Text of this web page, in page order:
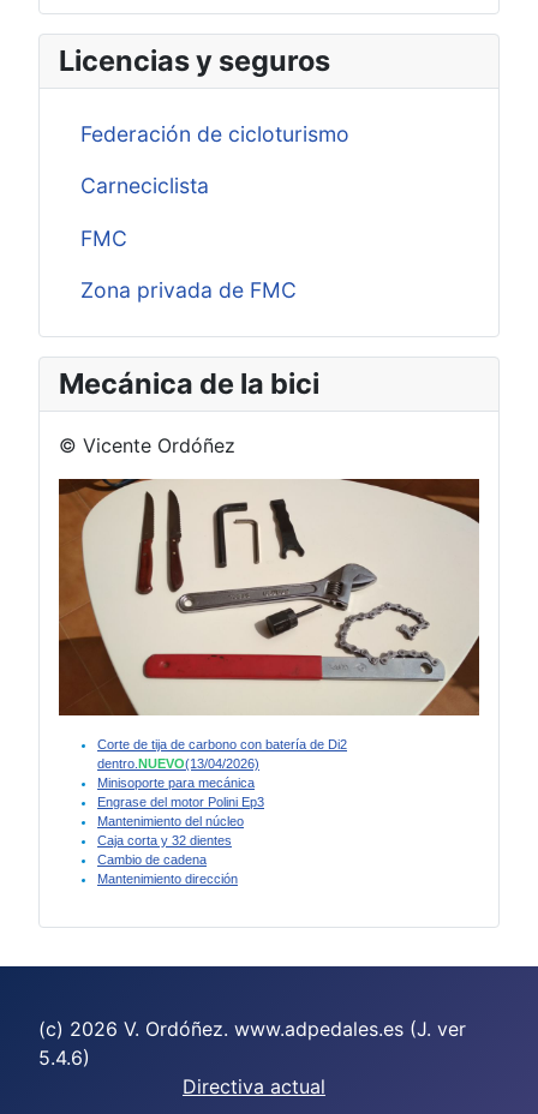
Licencias y seguros
Federación de cicloturismo
Carneciclista
FMC
Zona privada de FMC
Mecánica de la bici
© Vicente Ordóñez
Corte de tija de carbono con batería de Di2
dentro. NUEVO(13/04/2026)
Minisoporte para mecánica
Engrase del motor Polini Ep3
Mantenimiento del núcleo
Caja corta y 32 dientes
Cambio de cadena
Mantenimiento dirección
(c) 2026 V. Ordóñez. www.adpedales.es (J. ver
5.4.6)
Directiva actual